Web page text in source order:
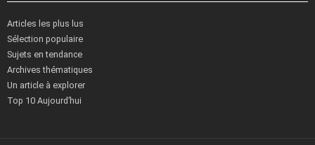
Articles les plus lus
Sélection populaire
Sujets en tendance
Archives thématiques
Un article à explorer
Top 10 Aujourd’hui